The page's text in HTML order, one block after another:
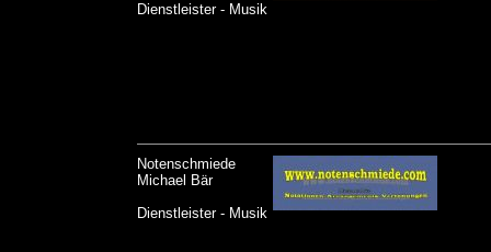
Dienstleister - Musik
Notenschmiede
Michael Bär
Dienstleister - Musik